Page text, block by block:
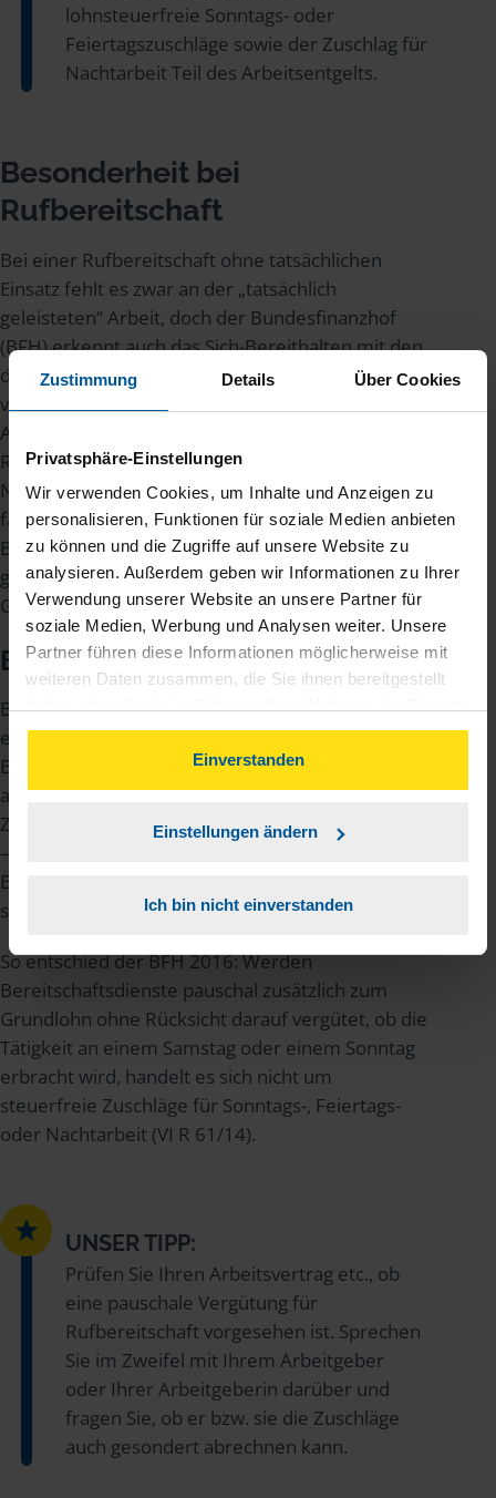
Zustimmung Details Über Cookies
Privatsphäre-Einstellungen
Wir verwenden Cookies, um Inhalte und Anzeigen zu
personalisieren, Funktionen für soziale Medien anbieten
zu können und die Zugriffe auf unsere Website zu
analysieren. Außerdem geben wir Informationen zu Ihrer
Verwendung unserer Website an unsere Partner für
soziale Medien, Werbung und Analysen weiter. Unsere
Partner führen diese Informationen möglicherweise mit
weiteren Daten zusammen, die Sie ihnen bereitgestellt
gesammelt haben. Indem Sie auf Einverstanden klicken,
können Sie der Verwendung von Cookies, gemäß
unserer
Einverstanden
Einstellungen ändern
Ich bin nicht einverstanden
lohnsteuerfreie Sonntags- oder
Feiertagszuschläge sowie der Zuschlag für
Nachtarbeit Teil des Arbeitsentgelts.
Besonderheit bei
Rufbereitschaft
Bei einer Rufbereitschaft ohne tatsächlichen
Einsatz fehlt es zwar an der „tatsächlich
geleisteten“ Arbeit, doch der Bundesfinanzhof
(BFH) erkennt auch das Sich-Bereithalten mit den
damit verbundenen örtlichen und
verhaltensmäßigen Beschränkungen als
Arbeitsleistung an (VI R 64/96). Die Zuschläge für
Rufbereitschaft sind allerdings nicht steuerfrei.
Nur wenn der Dienst in die begünstigten Zeiten
fällt und dafür zusätzlich zur
Bereitschaftsdienstvergütung ein Zuschlag
gezahlt wird, kann dieser in den genannten
Grenzen steuerfrei sein.
Ein Beispiel gibt Klarheit:
Beschäftigte eines Abschleppunternehmens
erhalten für jede Stunde Rufbereitschaft eine
Entschädigung von 5 Euro. Fällt die Bereitschaft
auf einen Sonntag, darf der Arbeitgeber einen
Zuschlag von maximal 50 Prozent – also 2,50 Euro
– steuerfrei auszahlen. Die normale
Entschädigung von 5 Euro je Stunde bleibt voll
steuerpflichtiger Arbeitslohn.
So entschied der BFH 2016: Werden
Bereitschaftsdienste pauschal zusätzlich zum
Grundlohn ohne Rücksicht darauf vergütet, ob die
Tätigkeit an einem Samstag oder einem Sonntag
erbracht wird, handelt es sich nicht um
steuerfreie Zuschläge für Sonntags-, Feiertags-
oder Nachtarbeit (VI R 61/14).
UNSER TIPP:
Prüfen Sie Ihren Arbeitsvertrag etc., ob
eine pauschale Vergütung für
Rufbereitschaft vorgesehen ist. Sprechen
Sie im Zweifel mit Ihrem Arbeitgeber
oder Ihrer Arbeitgeberin darüber und
fragen Sie, ob er bzw. sie die Zuschläge
auch gesondert abrechnen kann.